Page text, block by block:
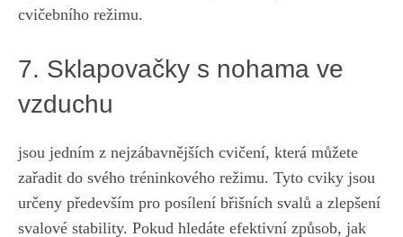
cvičebního režimu.
7. Sklapovačky ⁤s nohama ⁣ve
⁢vzduchu
​jsou jedním⁢ z nejzábavnějších cvičení, která⁣ můžete
zařadit do svého tréninkového režimu. Tyto cviky jsou
určeny především pro posílení břišních svalů a zlepšení
svalové stability. Pokud⁣ hledáte efektivní⁢ způsob, jak